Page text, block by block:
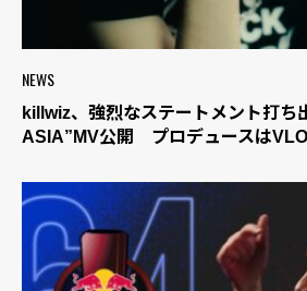
NEWS
killwiz、強烈なステートメント打ち
ASIA”MV公開 プロデュースは